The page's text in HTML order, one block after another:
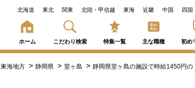
北海道 東北 関東 北陸・甲信越 東海 近畿 中国 四国
ホーム こだわり検索 特集一覧 主な職種 初め
東海地方 静岡県 堂ヶ島 静岡県堂ヶ島の施設で時給1450円の